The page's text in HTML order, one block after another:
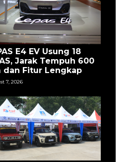
E4 EV Usung 18
Jarak Tempuh 600
dan Fitur Lengkap
7, 2026